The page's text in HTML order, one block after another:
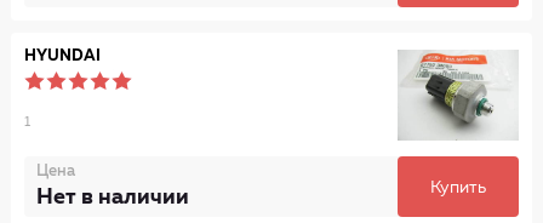
HYUNDAI
1
Цена
Нет в наличии Купить